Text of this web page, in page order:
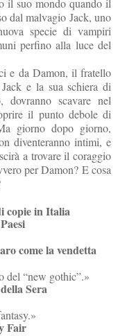
dal malvagio Jack, uno
specie di vampiri
perfino alla luce del
e da Damon, il fratello
e la sua schiera di
dovranno scavare nel
il punto debole di
giorno dopo giorno,
diventeranno intimi, e
a trovare il coraggio
per Damon? E cosa
copie in Italia
come la vendetta
del “new gothic”.»
Sera
Fair